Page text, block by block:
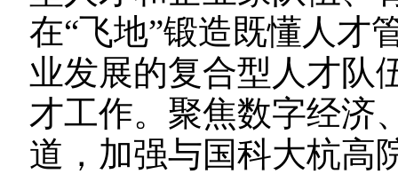
在“飞地”锻造既懂人才
业发展的复合型人才队
才工作。聚焦数字经济
道，加强与国科大杭高